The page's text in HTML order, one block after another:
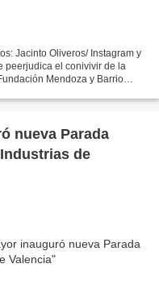
Jacinto Oliveros/ Instagram y
peerjudica el conivivir de la
Mendoza y Barrio
nueva Parada
de